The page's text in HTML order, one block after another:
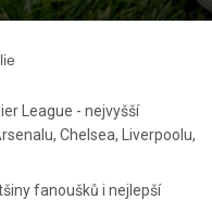
League - nejvyšší
Chelsea, Liverpoolu,
fanoušků i nejlepší